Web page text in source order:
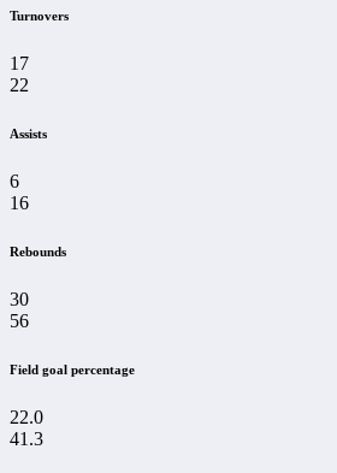
Turnovers
17
22
Assists
6
16
Rebounds
30
56
Field goal percentage
22.0
41.3